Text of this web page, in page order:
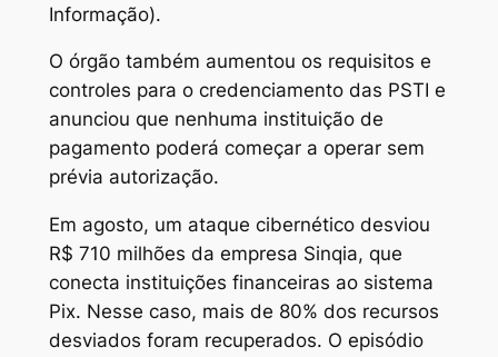
Informação).
O órgão também aumentou os requisitos e
controles para o credenciamento das PSTI e
anunciou que nenhuma instituição de
pagamento poderá começar a operar sem
prévia autorização.
Em agosto, um ataque cibernético desviou
R$ 710 milhões da empresa Sinqia, que
conecta instituições financeiras ao sistema
Pix. Nesse caso, mais de 80% dos recursos
desviados foram recuperados. O episódio